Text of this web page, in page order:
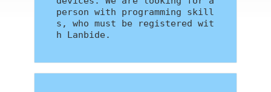
person with programming skill
s, who must be registered wit
h Lanbide.